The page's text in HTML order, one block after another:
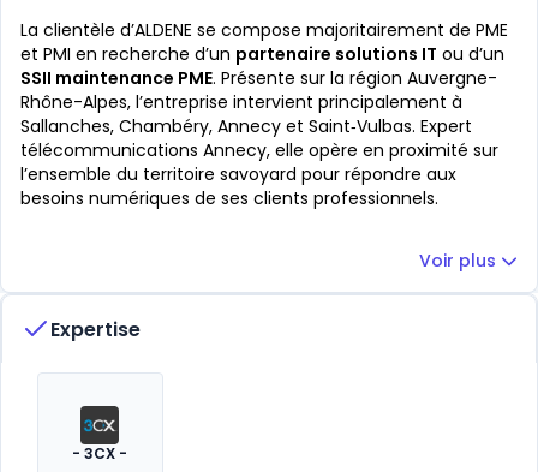
La clientèle d’ALDENE se compose majoritairement de PME
et PMI en recherche d’un partenaire solutions IT ou d’un
SSII maintenance PME. Présente sur la région Auvergne-
Rhône-Alpes, l’entreprise intervient principalement à
Sallanches, Chambéry, Annecy et Saint‑Vulbas. Expert
télécommunications Annecy, elle opère en proximité sur
l’ensemble du territoire savoyard pour répondre aux
besoins numériques de ses clients professionnels.
Voir plus
Expertise
- 3CX -